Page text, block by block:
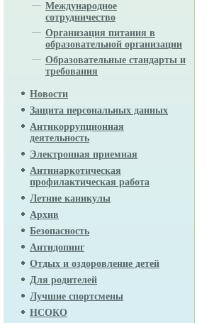
Международное
сотрудничество
Организация питания в
образовательной организации
Образовательные стандарты и
требования
Новости
Защита персональных данных
Антикоррупционная
деятельность
Электронная приемная
Антинаркотическая
профилактическая работа
Летние каникулы
Архив
Безопасность
Антидопинг
Отдых и оздоровление детей
Для родителей
Лучшие спортсмены
НСОКО